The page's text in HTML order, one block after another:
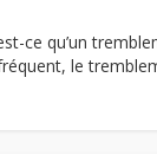
ce qu’un
le